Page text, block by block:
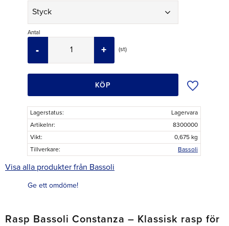
Antal
st
+
-
KÖP Lägg till i
Lagerstatus
Lagervara
Artikelnr
8300000
Vikt
0,675 kg
Tillverkare
Bassoli
Visa alla produkter från Bassoli
Ge ett omdöme!
Rasp Bassoli Constanza – Klassisk rasp för